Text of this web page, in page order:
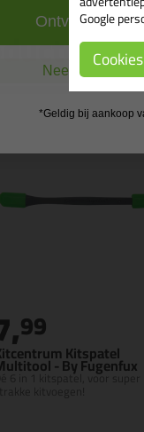
Kitspatel
- By Fugenfux
6 in 1 kitspatel, voor super
99
Google
Ontvang de
Nee, ik wil geen
*Geldig bij aankoop